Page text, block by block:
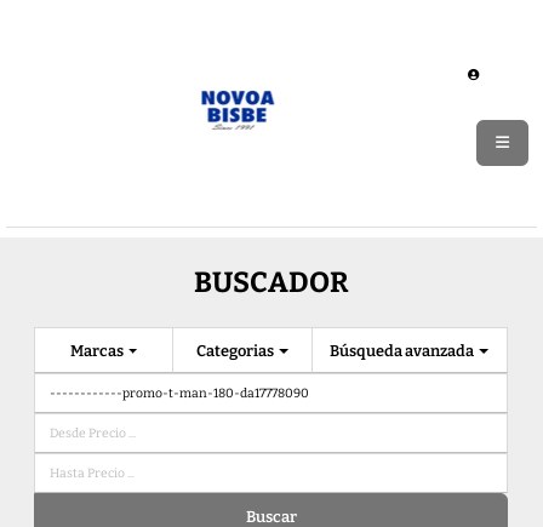
BUSCADOR
Categorias
Marcas Búsqueda avanzada
Buscar